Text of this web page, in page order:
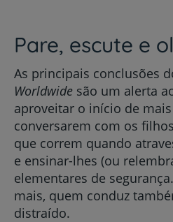
Pare, escute e
As principais conclusões
Worldwide são um alerta
aproveitar o início de
conversarem com os
que correm quando
e ensinar-lhes (ou
elementares de
mais, quem conduz
distraído.